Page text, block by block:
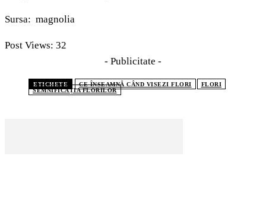
Sursa: magnolia
Post Views: 32
- Publicitate -
ETICHETE CE ÎNSEAMNĂ CÂND VISEZI FLORI
FLORI
SEMNIFICAȚIA FLORILOR